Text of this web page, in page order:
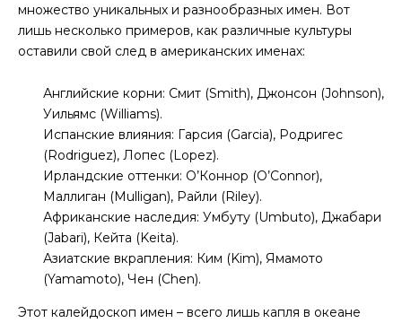
множество уникальных и разнообразных имен. Вот
лишь несколько примеров, как различные культуры
оставили свой след в американских именах:
Английские корни: Смит (Smith), Джонсон (Johnson),
Уильямс (Williams).
Испанские влияния: Гарсия (Garcia), Родригес
(Rodriguez), Лопес (Lopez).
Ирландские оттенки: О’Коннор (O’Connor),
Маллиган (Mulligan), Райли (Riley).
Африканские наследия: Умбуту (Umbuto), Джабари
(Jabari), Кейта (Keita).
Азиатские вкрапления: Ким (Kim), Ямамото
(Yamamoto), Чен (Chen).
Этот калейдоскоп имен – всего лишь капля в океане